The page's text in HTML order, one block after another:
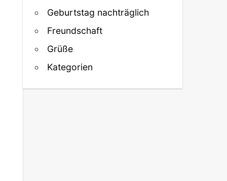
Geburtstag nachträglich
Freundschaft
Grüße
Kategorien